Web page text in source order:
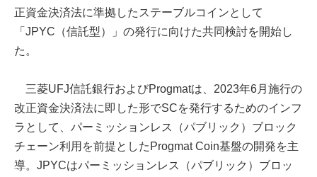
正資金決済法に準拠したステーブルコインとして
「JPYC（信託型）」の発行に向けた共同検討を開始し
た。
三菱UFJ信託銀行およびProgmatは、2023年6月施行の
改正資金決済法に即した形でSCを発行するためのインフ
ラとして、パーミッションレス（パブリック）ブロック
チェーン利用を前提としたProgmat Coin基盤の開発を主
導。JPYCはパーミッションレス（パブリック）ブロッ